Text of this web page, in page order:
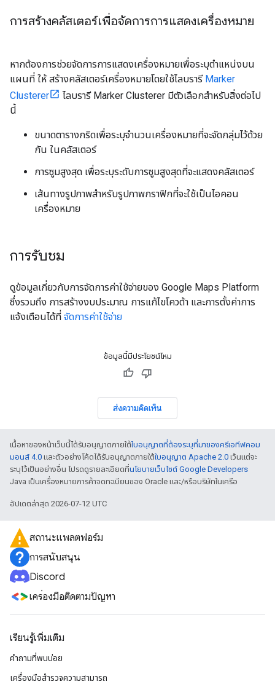
การสร้างคลัสเตอร์เพื่อจัดการการแสดงเครื่องหมาย
หากต้องการช่วยจัดการการแสดงเครื่องหมายเพื่อระบุตำแหน่งบน
แผนที่ ให้ สร้างคลัสเตอร์เครื่องหมายโดยใช้ไลบรารี Marker
Clusterer
ไลบรารี Marker Clusterer มีตัวเลือกสำหรับสิ่งต่อไป
นี้
ขนาดตารางกริดเพื่อระบุจำนวนเครื่องหมายที่จะจัดกลุ่มไว้ด้วย
กัน ในคลัสเตอร์
การซูมสูงสุด เพื่อระบุระดับการซูมสูงสุดที่จะแสดงคลัสเตอร์
เส้นทางรูปภาพสำหรับรูปภาพกราฟิกที่จะใช้เป็นไอคอน
เครื่องหมาย
การรับชม
ดูข้อมูลเกี่ยวกับการจัดการค่าใช้จ่ายของ Google Maps Platform
ซึ่งรวมถึง การสร้างงบประมาณ การแก้ไขโควต้า และการตั้งค่าการ
แจ้งเตือนได้ที่ จัดการค่าใช้จ่าย
ข้อมูลนี้มีประโยชน์ไหม
ส่งความคิดเห็น
เนื้อหาของหน้าเว็บนี้ได้รับอนุญาตภายใต้ใบอนุญาตที่ต้องระบุที่มาของครีเอทีฟคอม
มอนส์ 4.0 และตัวอย่างโค้ดได้รับอนุญาตภายใต้ใบอนุญาต Apache 2.0 เว้นแต่จะ
ระบุไว้เป็นอย่างอื่น โปรดดูรายละเอียดที่นโยบายเว็บไซต์ Google Developers
Java เป็นเครื่องหมายการค้าจดทะเบียนของ Oracle และ/หรือบริษัทในเครือ
อัปเดตล่าสุด 2026-07-12 UTC
สถานะแพลตฟอร์ม
การสนับสนุน
Discord
เครื่องมือติดตามปัญหา
เรียนรู้เพิ่มเติม
คำถามที่พบบ่อย
เครื่องมือสำรวจความสามารถ